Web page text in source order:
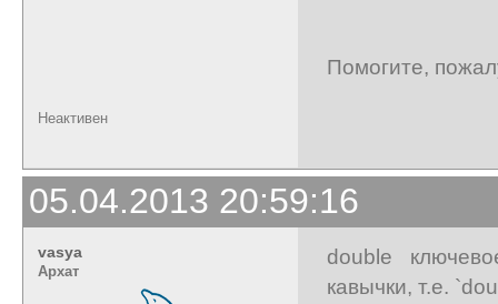
Помогите,
Неактивен
05.04.2013 20:59:16
vasya
Архат
double
кавычки, т.е.